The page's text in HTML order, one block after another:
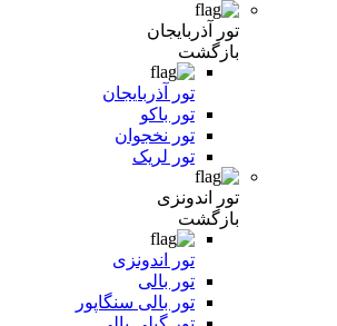
تور آذربایجان
بازگشت
تور آذربایجان
تور باکو
تور نخجوان
تور لریک
تور اندونزی
بازگشت
تور اندونزی
تور بالی
تور بالی سنگاپور